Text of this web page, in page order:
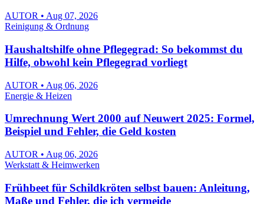
AUTOR • Aug 07, 2026
Reinigung & Ordnung
Haushaltshilfe ohne Pflegegrad: So bekommst du
Hilfe, obwohl kein Pflegegrad vorliegt
AUTOR • Aug 06, 2026
Energie & Heizen
Umrechnung Wert 2000 auf Neuwert 2025: Formel,
Beispiel und Fehler, die Geld kosten
AUTOR • Aug 06, 2026
Werkstatt & Heimwerken
Frühbeet für Schildkröten selbst bauen: Anleitung,
Maße und Fehler, die ich vermeide